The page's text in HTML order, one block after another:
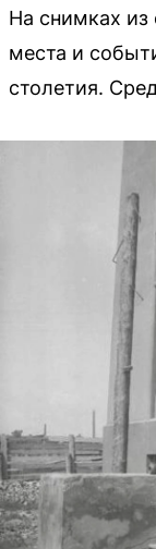
На снимках из
места и
столетия.